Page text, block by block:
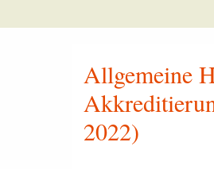
Allgemeine
2022)